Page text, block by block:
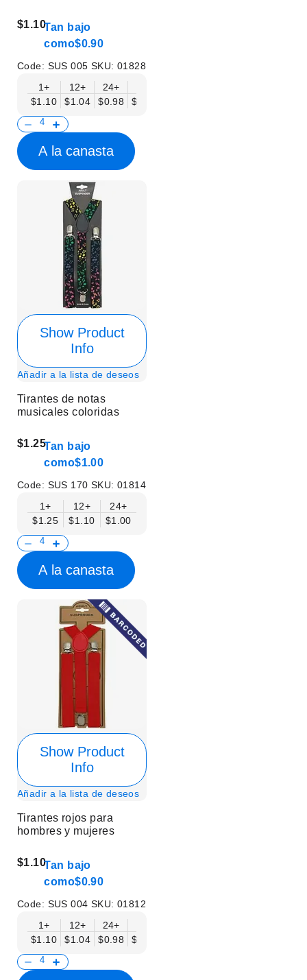
$1.10Tan bajo
como$0.90
Code: SUS 005 SKU:01828
1+
$1.10
12+
$1.04
24+
$0.98
$0.90
A la canasta
Show Product
Info
Añadir a la lista de deseos
Tirantes de notas
musicales coloridas
$1.25Tan bajo
como$1.00
Code: SUS 170 SKU:01814
1+
$1.25
12+
$1.10
24+
$1.00
A la canasta
Show Product
Info
Añadir a la lista de deseos
Tirantes rojos para
hombres y mujeres
$1.10Tan bajo
como$0.90
Code: SUS 004 SKU:01812
1+
$1.10
12+
$1.04
24+
$0.98
$0.90